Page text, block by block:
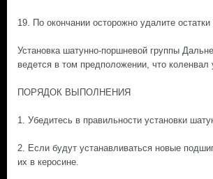
19. По окончании осторожно удалите остатки
Установка шатунно-поршневой группы
ведется в том предположении, что коленвал
ПОРЯДОК ВЫПОЛНЕНИЯ
1. Убедитесь в правильности установки
2. Если будут устанавливаться новые
их в керосине.